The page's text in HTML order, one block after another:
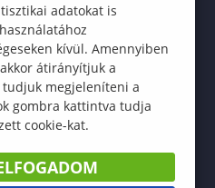
adatokat is
kívül. Amennyiben
átirányítjuk a
megjeleníteni a
gombra kattintva tudja
cookie-kat.